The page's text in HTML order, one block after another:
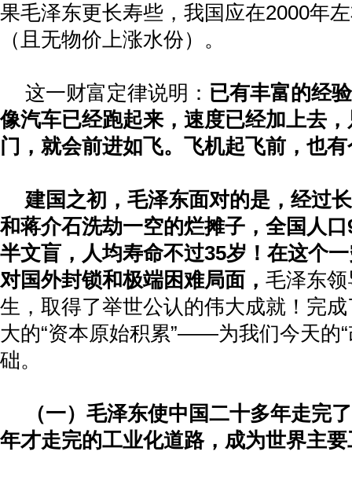
果毛泽东更长寿些，我国应在2000年
（且无物价上涨水份）。
这一财富定律说明： 已有丰富的经
像汽车已经跑起来，速度已经加上去
门，就会前进如飞。飞机起飞前，也
建国之初，毛泽东面对的是，经过
和蒋介石洗劫一空的烂摊子，全国人口
半文盲，人均寿命不过35岁！在这个
对国外封锁和极端困难局面， 毛泽东
生，取得了举世公认的伟大成就！完
大的“资本原始积累”——为我们今天的
础。
（一）毛泽东使中国二十多年走完
年才走完的工业化道路，成为世界主